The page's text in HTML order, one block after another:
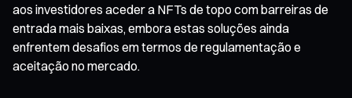
aos investidores aceder a NFTs de topo com barreiras de
entrada mais baixas, embora estas soluções ainda
enfrentem desafios em termos de regulamentação e
aceitação no mercado.